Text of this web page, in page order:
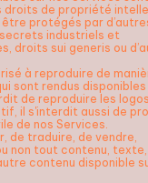
de propriété
protégés par
industriels et
droits sui generis ou
à reproduire de
sont rendus disponibles
de reproduire les
il s'interdit aussi de
de nos Services.
de traduire, de vendre,
non tout contenu, texte,
contenu disponible